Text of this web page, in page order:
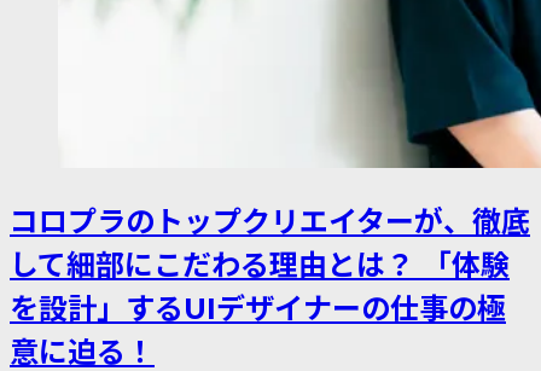
コロプラのトップクリエイターが、徹底
して細部にこだわる理由とは？ 「体験
を設計」するUIデザイナーの仕事の極
意に迫る！